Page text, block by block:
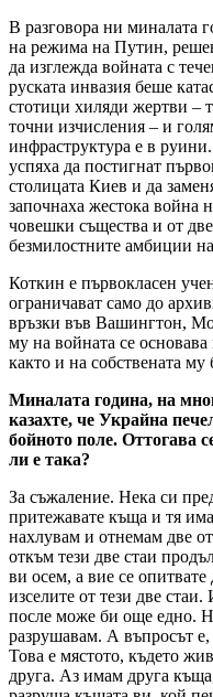
В разговора ни миналата
на режима на Путин,
да изглежда войната с
руската инвазия беше
стотици хиляди жертви –
точни изчисления – и
инфраструктура е в
успяха да постигнат
столицата Киев и да
започнаха жестока война
човешки същества и от
безмилостните амбиции
Коткин е първокласен
ограничават само до
връзки във Вашингтон,
му на войната се
както и на собствената му
Миналата година, на
казахте, че Украйна
бойното поле. Оттогава
ли е така?
За съжаление. Нека си
притежавате къща и тя
нахлувам и отнемам две
откъм тези две стаи
ви осем, а вие се
изселите от тези две
после може би още едно.
разрушавам. А въпросът
Това е мястото, където
друга. Аз имам друга